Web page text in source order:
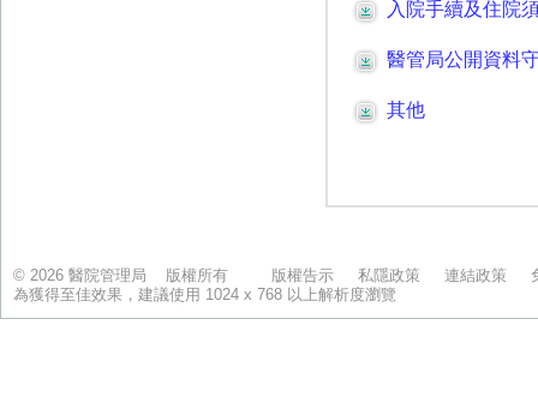
© 2026 醫院管理局 版權所有 版權告示 私隱政策 連結政策
為獲得至佳效果，建議使用 1024 x 768 以上解析度瀏覽